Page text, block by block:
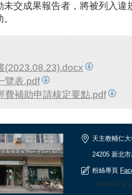
未交成果報告者，將被列入
(2023.08.23).docx
覽表.pdf
費補助申請核定要點.pdf
天主教輔仁
24205 新北
粉絲專頁